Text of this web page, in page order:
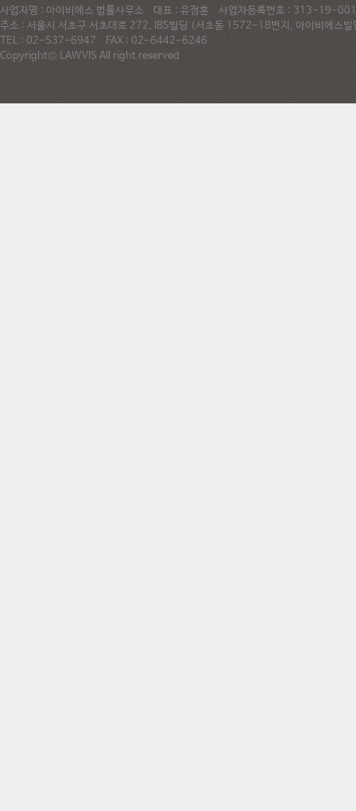
사업자명 : 아이비에스 법률사무소 대표 : 유정훈 사업자등록번호 : 313-19-
주소 : 서울시 서초구 서초대로 272, IBS빌딩 (서초동 1572-18번지, 아이비에스
TEL : 02-537-6947 FAX : 02-6442-6246
Copyright© LAWVIS All right reserved